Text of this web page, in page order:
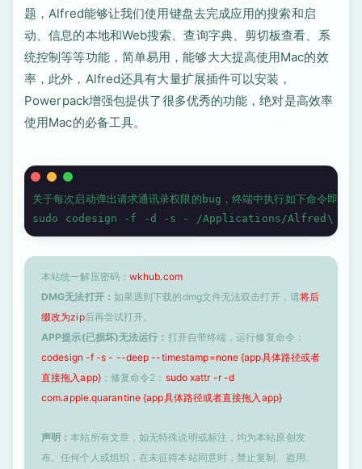
题，Alfred能够让我们使用键盘去完成应用的搜索和启
动、信息的本地和Web搜索、查询字典、剪切板查看、系
统控制等等功能，简单易用，能够大大提高使用Mac的效
率，此外，Alfred还具有大量扩展插件可以安装，
Powerpack增强包提供了很多优秀的功能，绝对是高效率
使用Mac的必备工具。
关于每次启动弹出请求通讯录权限的bug，终端中执行如下命令即可修
sudo codesign -f -d -s - /Applications/Alfred\
本站统一解压密码： wkhub.com
DMG无法打开： 如果遇到下载的dmg文件无法双击打开，请将后
缀改为zip后再尝试打开。
APP提示(已损坏)无法运行： 打开自带终端，运行修复命令：
codesign -f -s - --deep --timestamp=none {app具体路径或者
直接拖入app}；修复命令2： sudo xattr -r -d
com.apple.quarantine {app具体路径或者直接拖入app}
声明：本站所有文章，如无特殊说明或标注，均为本站原创发
布。任何个人或组织，在未征得本站同意时，禁止复制、盗用、